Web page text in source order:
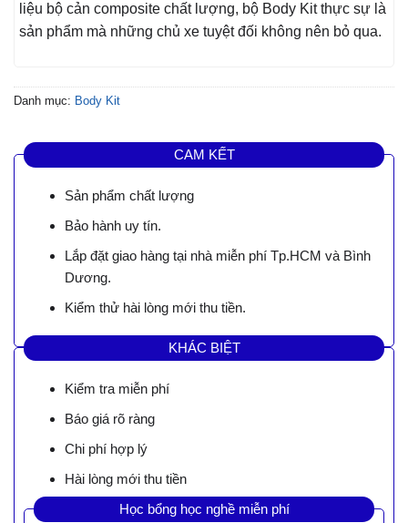
liệu bộ cản composite chất lượng, bộ Body Kit thực sự là
sản phẩm mà những chủ xe tuyệt đối không nên bỏ qua.
Danh mục: Body Kit
CAM KẾT
Sản phẩm chất lượng
Bảo hành uy tín.
Lắp đặt giao hàng tại nhà miễn phí Tp.HCM và Bình
Dương.
Kiểm thử hài lòng mới thu tiền.
KHÁC BIỆT
Kiểm tra miễn phí
Báo giá rõ ràng
Chi phí hợp lý
Hài lòng mới thu tiền
Học bổng học nghề miễn phí